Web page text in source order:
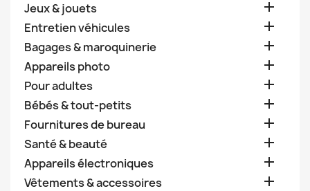
Jeux & jouets 
Entretien véhicules 
Bagages & maroquinerie 
Appareils photo 
Pour adultes 
Bébés & tout-petits 
Fournitures de bureau 
Santé & beauté 
Appareils électroniques 
Vêtements & accessoires 